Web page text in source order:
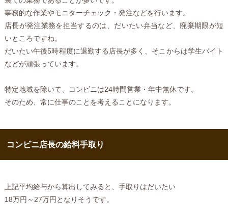
事務的な作業やモニターチェック・発注などを行います。
店長が発注業務を担当するのは、だいたい弁当など、廃棄期限が短
いところですね。
だいたい午後5時程度に退勤する店長が多く、そこからは学生バイト
などが頑張っています。
特定地域を除いて、コンビニは24時間営業・年中無休です。
そのため、常に仕事のことを考えることになります。
コンビニ店長の給料手取り
上記平均給与から算出してみると、手取りはだいたい
18万円～27万円となりそうです。